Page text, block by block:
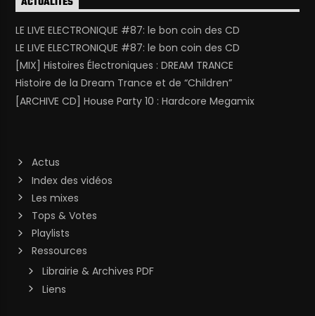
LE LIVE ELECTRONIQUE #87: le bon coin des CD
LE LIVE ELECTRONIQUE #87: le bon coin des CD
[MIX] Histoires Électroniques : DREAM TRANCE
Histoire de la Dream Trance et de “Children”
[ARCHIVE CD] House Party 10 : Hardcore Megamix
Actus
Index des vidéos
Les mixes
Tops & Votes
Playlists
Ressources
Librairie & Archives PDF
Liens